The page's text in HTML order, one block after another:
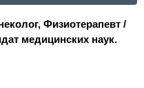
Физиотерапевт /
медицинских наук.